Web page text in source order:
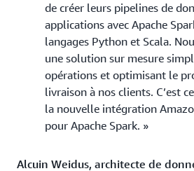
de créer leurs pipelines de
applications avec Apache
langages Python et Scala.
une solution sur mesure
opérations et optimisant le
livraison à nos clients. C’est
la nouvelle intégration
pour Apache Spark. »
Alcuin Weidus, architecte de